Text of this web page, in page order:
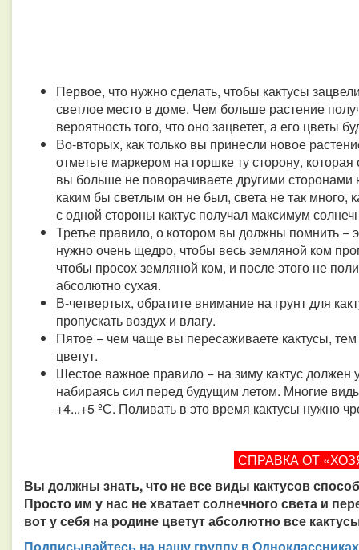
Первое, что нужно сделать, чтобы кактусы
светлое место в доме. Чем больше растение
вероятность того, что оно зацветет, а его цветы
Во-вторых, как только вы принесли новое
отметьте маркером на горшке ту сторону,
вы больше не поворачиваете другими сторонами
каким бы светлым он не был, света не так много,
с одной стороны кактус получал максимум
Третье правило, о котором вы должны помнить −
нужно очень щедро, чтобы весь земляной ком
чтобы просох земляной ком, и после этого не
абсолютно сухая.
В-четвертых, обратите внимание на грунт для
пропускать воздух и влагу.
Пятое − чем чаще вы пересаживаете кактусы,
цветут.
Шестое важное правило − на зиму кактус должен
набираясь сил перед будущим летом. Многие
+4...+5 ºС. Поливать в это время кактусы нужно
СПРАВКА ОТ
Вы должны знать, что не все виды кактусов
Просто им у нас не хватает солнечного света и
вот у себя на родине цветут абсолютно все